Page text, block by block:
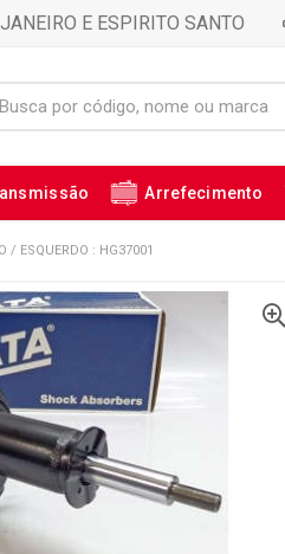
E ESPIRITO SANTO
Arrefecimento
/ ESQUERDO : HG37001